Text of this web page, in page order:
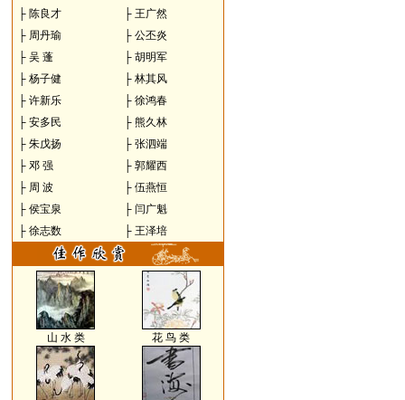
├ 陈良才 ├ 王广然
├ 周丹瑜 ├ 公丕炎
├ 吴 蓬 ├ 胡明军
├ 杨子健 ├ 林其风
├ 许新乐 ├ 徐鸿春
├ 安多民 ├ 熊久林
├ 朱戊扬 ├ 张泗端
├ 邓 强 ├ 郭耀西
├ 周 波 ├ 伍燕恒
├ 侯宝泉 ├ 闫广魁
├ 徐志数 ├ 王泽培
山 水 类 花 鸟 类